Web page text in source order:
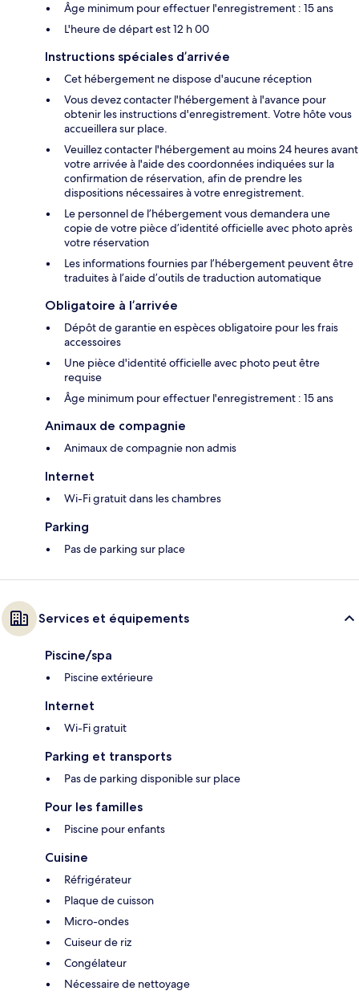
Âge minimum pour effectuer l'enregistrement : 15 ans
L'heure de départ est 12 h 00
Instructions spéciales d’arrivée
Cet hébergement ne dispose d'aucune réception
Vous devez contacter l'hébergement à l'avance pour
obtenir les instructions d'enregistrement. Votre hôte vous
accueillera sur place.
Veuillez contacter l'hébergement au moins 24 heures avant
votre arrivée à l'aide des coordonnées indiquées sur la
confirmation de réservation, afin de prendre les
dispositions nécessaires à votre enregistrement.
Le personnel de l’hébergement vous demandera une
copie de votre pièce d’identité officielle avec photo après
votre réservation
Les informations fournies par l’hébergement peuvent être
traduites à l’aide d’outils de traduction automatique
Obligatoire à l’arrivée
Dépôt de garantie en espèces obligatoire pour les frais
accessoires
Une pièce d'identité officielle avec photo peut être
requise
Âge minimum pour effectuer l'enregistrement : 15 ans
Animaux de compagnie
Animaux de compagnie non admis
Internet
Wi-Fi gratuit dans les chambres
Parking
Pas de parking sur place
Services et équipements
Piscine/spa
Piscine extérieure
Internet
Wi-Fi gratuit
Parking et transports
Pas de parking disponible sur place
Pour les familles
Piscine pour enfants
Cuisine
Réfrigérateur
Plaque de cuisson
Micro-ondes
Cuiseur de riz
Congélateur
Nécessaire de nettoyage